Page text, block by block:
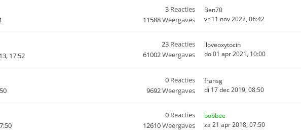
3 Reacties
11588Weergaves
Ben70
vr 11 nov 2022, 06:42
17:52
23 Reacties
61002Weergaves
iloveoxytocin
do 01 apr 2021, 10:00
0 Reacties
9692Weergaves
fransg
di 17 dec 2019, 08:50
0 Reacties
12610Weergaves
bobbee
za 21 apr 2018, 07:50